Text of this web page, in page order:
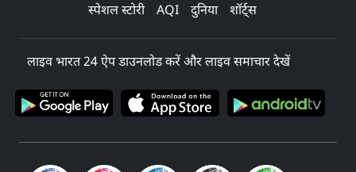
स्पेशल स्टोरी
AQI दुनिया शॉर्ट्स
लाइव भारत 24 ऐप डाउनलोड करें और लाइव समाचार देखें